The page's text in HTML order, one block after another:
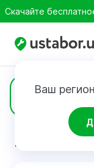
Скачайте
Ваш
Маляры -
РЕЗУЛЬТАТ